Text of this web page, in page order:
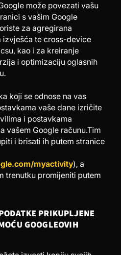
može povezati vašu
s vašim Google
za agregirana
izvješća te cross-device
kao i za kreiranje
i optimizaciju oglasnih
koji se odnose na vas
vaše dane izričite
i postavkama
vašem Google računu.Tim
i brisati ih putem stranice
myactivity), a
trenutku promijeniti putem
PRIKUPLJENE
GOOGLEOVIH